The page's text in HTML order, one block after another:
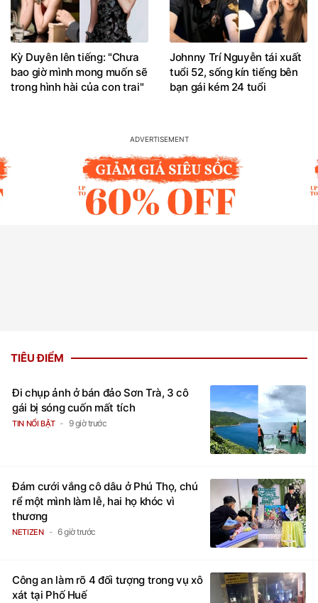
Kỳ Duyên lên tiếng: "Chưa
bao giờ mình mong muốn sẽ
trong hình hài của con trai"
Johnny Trí Nguyễn tái xuất
tuổi 52, sống kín tiếng bên
bạn gái kém 24 tuổi
TIÊU ĐIỂM
Đi chụp ảnh ở bán đảo Sơn Trà, 3 cô
gái bị sóng cuốn mất tích
TIN NỔI BẬT 9 giờ trước
Đám cưới vắng cô dâu ở Phú Thọ, chú
rể một mình làm lễ, hai họ khóc vì
thương
NETIZEN 6 giờ trước
Công an làm rõ 4 đối tượng trong vụ xô
xát tại Phố Huế